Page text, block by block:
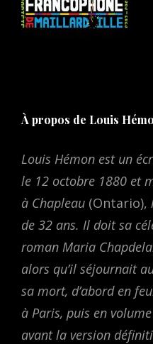
À propos de Louis
Louis Hémon est un
le 12 octobre 1880 et
à Chapleau (Ontario),
de 32 ans. Il doit sa
roman Maria
alors qu’il séjournait
sa mort, d’abord en
à Paris, puis en
avant la version